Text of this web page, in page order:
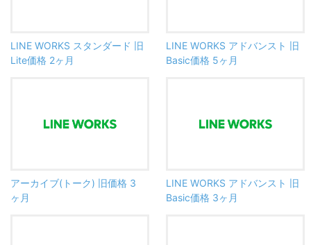
LINE WORKS スタンダード 旧
Lite価格 2ヶ月
LINE WORKS アドバンスト 旧
Basic価格 5ヶ月
アーカイブ(トーク) 旧価格 3
ヶ月
LINE WORKS アドバンスト 旧
Basic価格 3ヶ月